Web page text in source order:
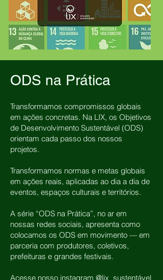
ODS na Prática
Transformamos compromissos globais
em ações concretas. Na LIX, os Objetivos
de Desenvolvimento Sustentável (ODS)
orientam cada passo dos nossos
projetos.
Transformamos normas e metas globais
em ações reais, aplicadas ao dia a dia de
eventos, espaços culturais e territórios.
A série “ODS na Prática”, no ar em
nossas redes sociais, apresenta como
colocamos os ODS em movimento — em
parceria com produtores, coletivos,
prefeituras e grandes festivais.
Acesse nosso instagram @lix_sustentável